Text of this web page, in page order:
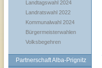
Landtagswahl 2024
Landratswahl 2022
Kommunalwahl 2024
Bürgermeisterwahlen
Volksbegehren
Partnerschaft Alba-Prignitz